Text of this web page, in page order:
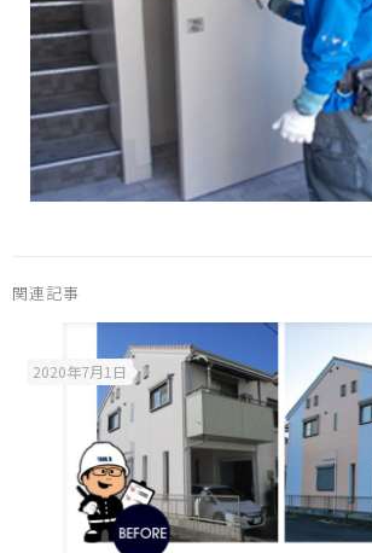
関連記事
2020年7月1日